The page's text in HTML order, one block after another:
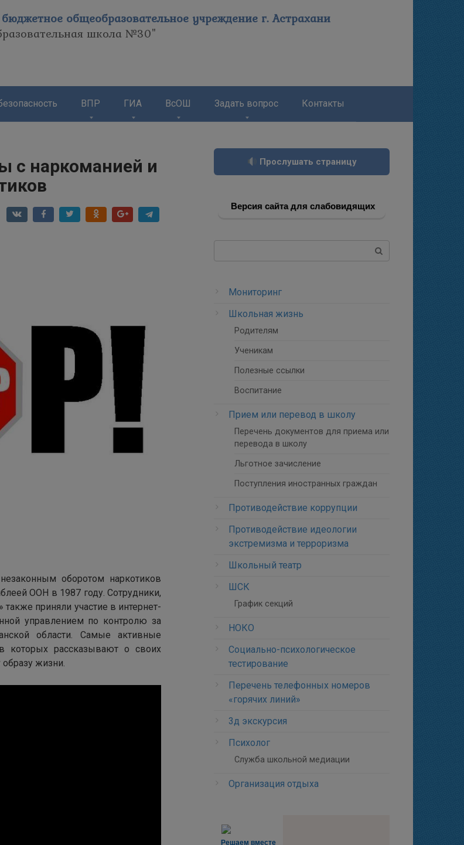
общеобразовательное учреждение г. Астрахани
школа №30"
ВПР ГИА ВсОШ Задать вопрос Контакты
с наркоманией и
оборотом наркотиков
ООН в 1987 году. Сотрудники,
приняли участие в интернет-
управлением по контролю за
области. Самые активные
которых рассказывают о своих
образу жизни.
Прослушать страницу
Версия сайта для слабовидящих
Мониторинг
Школьная жизнь
Родителям
Ученикам
Полезные ссылки
Воспитание
Прием или перевод в школу
Перечень документов для приема или
перевода в школу
Льготное зачисление
Поступления иностранных граждан
Противодействие коррупции
Противодействие идеологии
экстремизма и терроризма
Школьный театр
ШСК
График секций
НОКО
Социально-психологическое
тестирование
Перечень телефонных номеров
«горячих линий»
3д экскурсия
Психолог
Служба школьной медиации
Организация отдыха
Решаем вместе